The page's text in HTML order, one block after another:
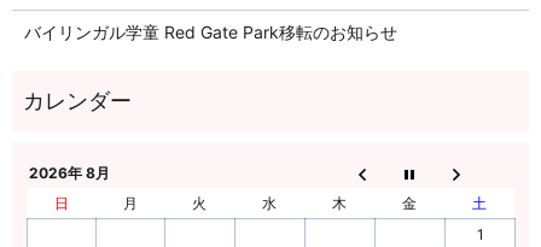
バイリンガル学童 Red Gate Park移転のお知らせ
2026年 8月
日
月 火 水 木 金
土
1